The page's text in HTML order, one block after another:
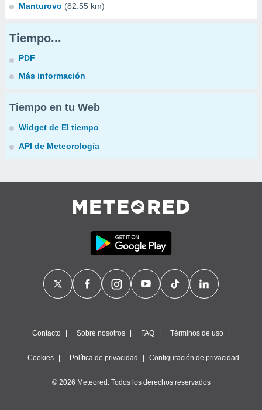
Manturovo (82.55 km)
Tiempo...
PDF
Más información
Tiempo en tu Web
Widget de El tiempo
API de Meteorología
Contacto Sobre nosotros FAQ Términos de uso
Cookies Política de privacidad Configuración de privacidad
© 2026 Meteored. Todos los derechos reservados